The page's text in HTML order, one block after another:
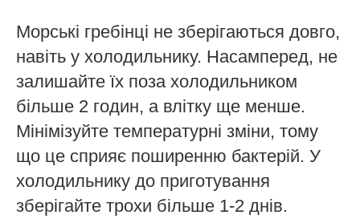
Морські гребінці не зберігаються довго,
навіть у холодильнику. Насамперед, не
залишайте їх поза холодильником
більше 2 годин, а влітку ще менше.
Мінімізуйте температурні зміни, тому
що це сприяє поширенню бактерій. У
холодильнику до приготування
зберігайте трохи більше 1-2 днів.